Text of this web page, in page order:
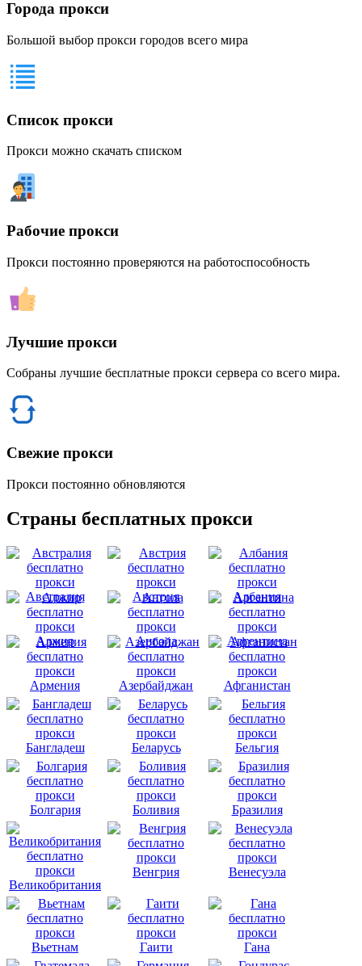
Города прокси
Большой выбор прокси городов всего мира
Список прокси
Прокси можно скачать списком
Рабочие прокси
Прокси постоянно проверяются на работоспособность
Лучшие прокси
Собраны лучшие бесплатные прокси сервера со всего мира.
Свежие прокси
Прокси постоянно обновляются
Страны бесплатных прокси
Австралия Австрия Албания
Алжир Ангола Аргентина
Армения Азербайджан Афганистан
Бангладеш Беларусь Бельгия
Болгария Боливия Бразилия
Великобритания
Венгрия Венесуэла
Вьетнам Гаити Гана